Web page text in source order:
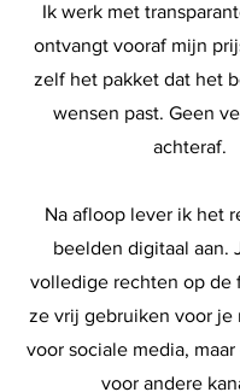
Ik werk met
ontvangt vooraf mijn
zelf het pakket dat het
wensen past. Geen
achteraf.
Na afloop lever ik het
beelden digitaal aan.
volledige rechten op de
ze vrij gebruiken voor je
voor sociale media,
voor andere